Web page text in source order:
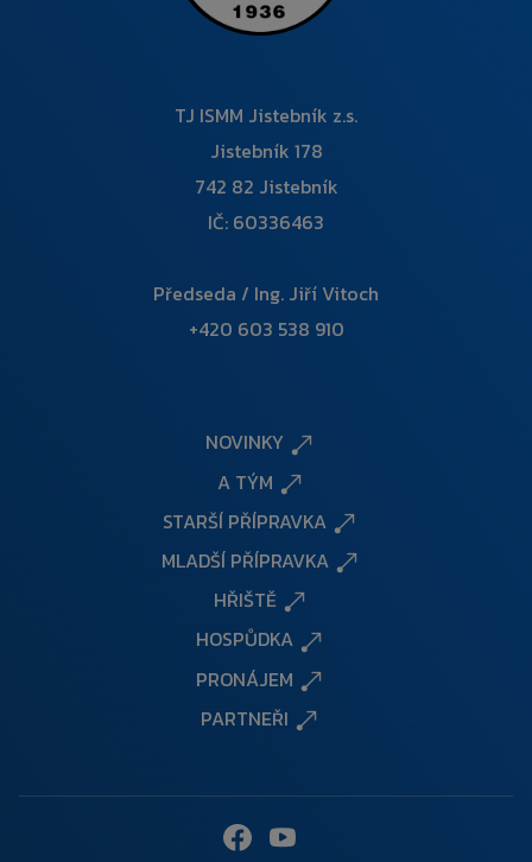
TJ ISMM Jistebník z.s.
Jistebník 178
742 82 Jistebník
IČ: 60336463
Předseda / Ing. Jiří Vitoch
+420 603 538 910
NOVINKY
A TÝM
STARŠÍ PŘÍPRAVKA
MLADŠÍ PŘÍPRAVKA
HŘIŠTĚ
HOSPŮDKA
PRONÁJEM
PARTNEŘI